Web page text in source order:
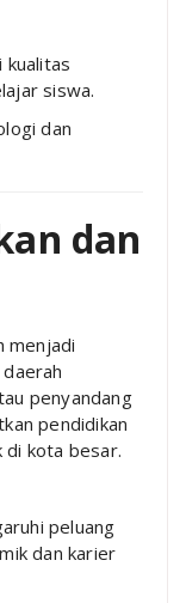
siswa.
dan
dan
menjadi
penyandang
pendidikan
di kota besar.
peluang
dan karier